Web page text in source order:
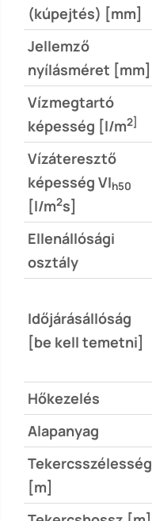
(kúpejtés) [mm]
Jellemző
nyílásméret [mm]
Vízmegtartó
képesség [l/m2]
Vízáteresztő
képesség VIh50
[l/m2s]
Ellenállósági
osztály
Időjárásállóság
[be kell temetni]
Hőkezelés
Alapanyag
Tekercsszélesség
[m]